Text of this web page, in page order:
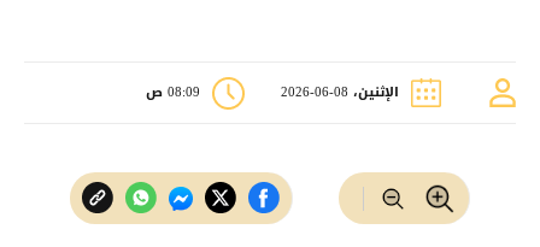
الإثنين، 08-06-2026 08:09 ص